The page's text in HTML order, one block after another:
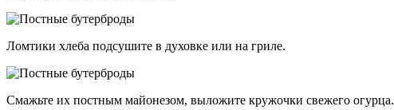
Ломтики хлеба подсушите в духовке или на гриле.
Смажьте их постным майонезом, выложите кружочки свежего огурца.